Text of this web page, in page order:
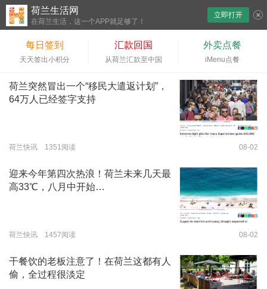
荷兰生活网
在荷兰生活，这一个APP就足够了！
立即打开
每日签到
天天签出小积分
汇款回国
从荷兰汇款至中国
外卖点餐
iMenu点餐
荷兰突然冒出一个“移民大遣返计划”，
64万人已经签字支持
荷兰快讯 1351阅读 08-02
迎来今年第四次热浪！荷兰未来几天最
高33℃，八月中开始…
荷兰快讯 1457阅读 08-02
干餐饮的老板注意了！在荷兰这都有人
偷，全过程很淡定